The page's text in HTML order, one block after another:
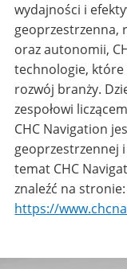
wydajności i
geoprzestrzenna,
oraz autonomii,
technologie, które
rozwój branży.
zespołowi
CHC Navigation
geoprzestrzennej
temat CHC
znaleźć na stronie:
https://